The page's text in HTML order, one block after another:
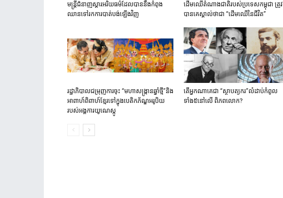
មន្រ្តី​ជំនាញ​ស្តារ​អរិយធម៌​ដែល​បាននឹង​កំពុង​
ឈាន​ទៅ​រក​ការ​បាត់​បង់​ឡើង​វិញ​
ដើមឈើតំណាងជាតិរបស់ប្រទេសកម្ពុជា ត្រូវ
បានគេស្គាល់ថាជា “ដើមឈើនៃជីវិត”
រដ្ឋាភិបាលជម្រុញការចុះ “មហាសង្រ្កានឆ្នាំថ្មី”និង
អាពាហ៍ពិពាហ៍ខ្មែរទៅក្នុងបេតិកភ័ណ្ឌអរូបិយ
របស់អង្គការយូណេស្កូ
តើអ្នកណាគេជា “ស្ថាបត្យករ”លំដាប់កំពូល
ទាំង៥នៅលើ ពិភពលោក?